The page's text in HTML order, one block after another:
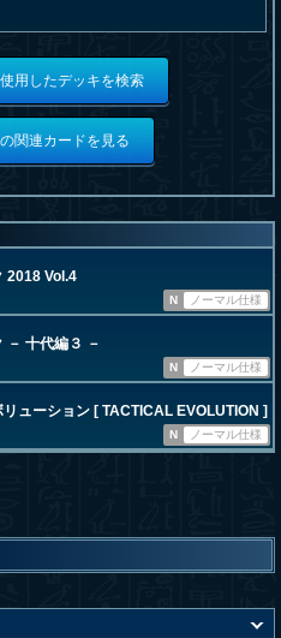
用したデッキを検索
関連カードを見る
2018 Vol.4
N
ノーマル仕様
－ 十代編３ －
N
ノーマル仕様
ューション [ TACTICAL EVOLUTION ]
N ノーマル仕様